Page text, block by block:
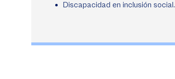
Discapacidad en inclusión social.